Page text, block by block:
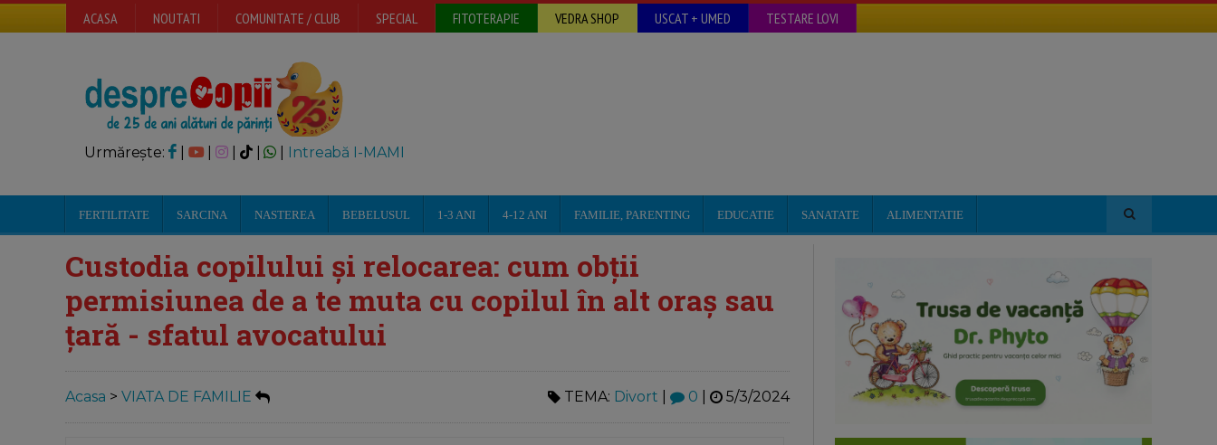
ACASA NOUTATI COMUNITATE / CLUB SPECIAL FITOTERAPIE VEDRA SHOP USCAT + UMED TESTARE LOVI
Urmărește: | | Intreabă I-MAMI
FERTILITATE SARCINA NASTEREA BEBELUSUL 1-3 ANI 4-12 ANI FAMILIE, PARENTING EDUCATIE SANATATE ALIMENTATIE
Custodia copilului și relocarea: cum obții
permisiunea de a te muta cu copilul în alt oraș sau
țară - sfatul avocatului
Acasa > VIATA DE FAMILIE TEMA: Divort 0 5/3/2024